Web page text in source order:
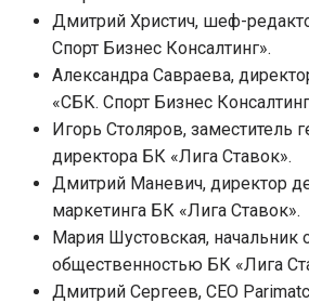
Дмитрий Христич, шеф-
Спорт Бизнес Консалтинг».
Александра Савраева,
«СБК. Спорт Бизнес
Игорь Столяров, заместитель
директора БК «Лига Ставок».
Дмитрий Маневич, директор
маркетинга БК «Лига Ставок».
Мария Шустовская, начальник
общественностью БК «Лига
Дмитрий Сергеев, CEO